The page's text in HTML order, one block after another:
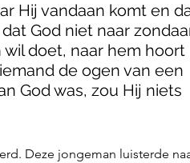
Hij vandaan komt en
God niet naar
doet, naar hem hoort
de ogen van een
God was, zou Hij niets
Deze jongeman luisterde